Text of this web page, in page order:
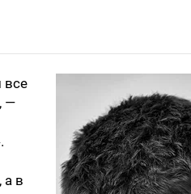
все
—
а в